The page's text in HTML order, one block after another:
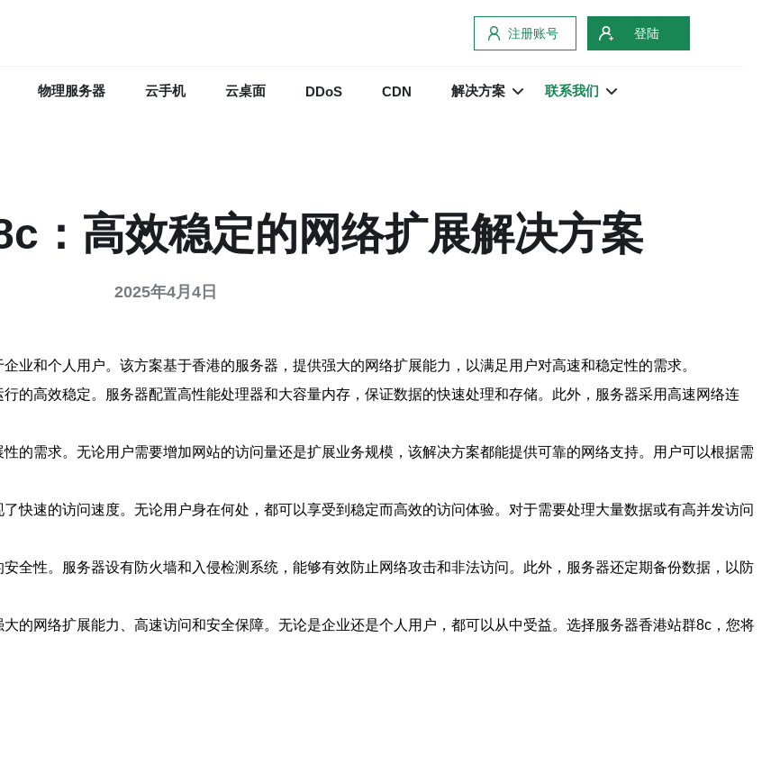
注册账号 登陆
物理服务器 云手机 云桌面 DDoS CDN 解决方案 联系我们
：高效稳定的网络扩展解决方案
2025年4月4日
业和个人用户。该方案基于香港的服务器，提供强大的网络扩展能力，以满足用户对高速和稳定性的需求。
的高效稳定。服务器配置高性能处理器和大容量内存，保证数据的快速处理和存储。此外，服务器采用高速网络连
的需求。无论用户需要增加网站的访问量还是扩展业务规模，该解决方案都能提供可靠的网络支持。用户可以根据需
快速的访问速度。无论用户身在何处，都可以享受到稳定而高效的访问体验。对于需要处理大量数据或有高并发访问
全性。服务器设有防火墙和入侵检测系统，能够有效防止网络攻击和非法访问。此外，服务器还定期备份数据，以防
的网络扩展能力、高速访问和安全保障。无论是企业还是个人用户，都可以从中受益。选择服务器香港站群8c，您将